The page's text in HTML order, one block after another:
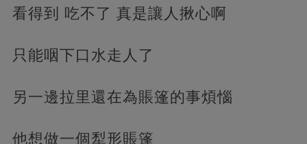
看得到 吃不了 真是讓人揪心啊
只能咽下口水走人了
另一邊拉里還在為賬篷的事煩惱
他想做一個犁形賬篷